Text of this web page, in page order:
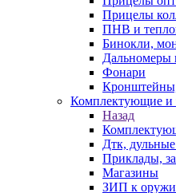
Прицелы
ПНВ и
Бинокли,
Дальномеры
Фонари
Комплектующие и
Назад
Дтк,
Приклады,
Магазины
ЗИП к